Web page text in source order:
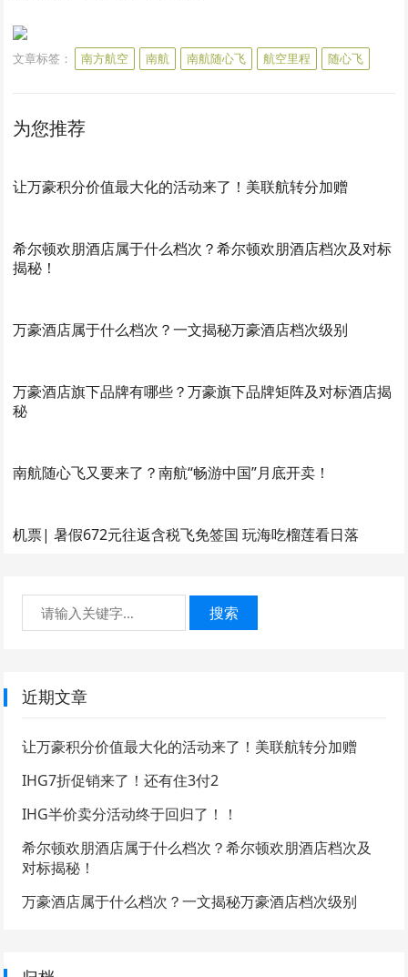
文章标签： 南方航空 南航 南航随心飞 航空里程 随心飞
为您推荐
让万豪积分价值最大化的活动来了！美联航转分加赠
希尔顿欢朋酒店属于什么档次？希尔顿欢朋酒店档次及对标
揭秘！
万豪酒店属于什么档次？一文揭秘万豪酒店档次级别
万豪酒店旗下品牌有哪些？万豪旗下品牌矩阵及对标酒店揭
秘
南航随心飞又要来了？南航“畅游中国”月底开卖！
机票| 暑假672元往返含税飞免签国 玩海吃榴莲看日落
搜索
近期文章
让万豪积分价值最大化的活动来了！美联航转分加赠
IHG7折促销来了！还有住3付2
IHG半价卖分活动终于回归了！！
希尔顿欢朋酒店属于什么档次？希尔顿欢朋酒店档次及
对标揭秘！
万豪酒店属于什么档次？一文揭秘万豪酒店档次级别